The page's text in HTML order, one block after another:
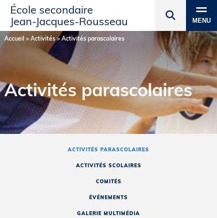
École secondaire
Jean‑Jacques‑Rousseau
MENU
Accueil> Activités>Activités parascolaires
Activités parascolaires
ACTIVITÉS PARASCOLAIRES
ACTIVITÉS SCOLAIRES
COMITÉS
ÉVÉNEMENTS
GALERIE MULTIMÉDIA